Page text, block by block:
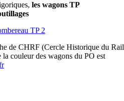
les wagons TP
de CHRF (Cercle Historique du Rail
couleur des wagons du PO est